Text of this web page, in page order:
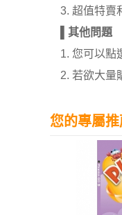
3. 超值特賣
其他問題
1. 您可以點
2. 若欲大量
您的專屬推